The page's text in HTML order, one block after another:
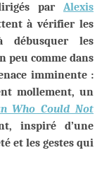
par Alexis
à vérifier les
débusquer les
peu comme dans
imminente :
mollement, un
Who Could Not
inspiré d’une
et les gestes qui